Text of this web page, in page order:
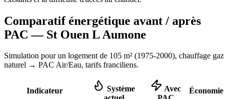
Comparatif énergétique avant / après
PAC — St Ouen L Aumone
Simulation pour un logement de 105 m² (1975-2000), chauffage gaz
naturel → PAC Air/Eau, tarifs franciliens.
Indicateur
Système
Avec
Économie